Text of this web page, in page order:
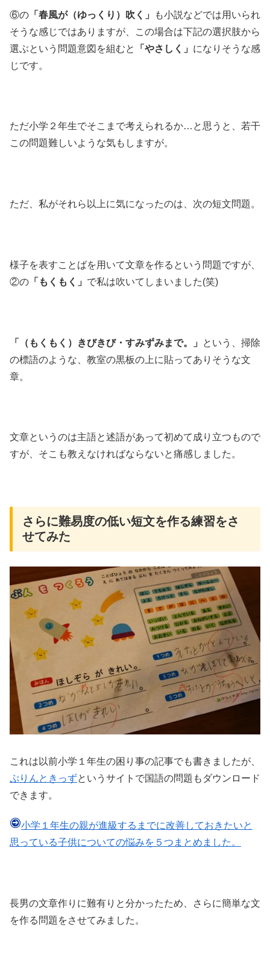
⑥の 「春風が（ゆっくり）吹く」
も小説などでは用いられ
そうな感じではありますが、この場合は下記の選択肢から
選ぶという問題意図を組むと
「やさしく」 になりそうな感
じです。
ただ小学２年生でそこまで考えられるか…と思うと、若干
この問題難しいような気もしますが。
ただ、私がそれら以上に気になったのは、次の短文問題。
様子を表すことばを用いて文章を作るという問題ですが、
②の 「もくもく」 で私は吹いてしまいました(笑)
「（もくもく）きびきび・すみずみまで。」
という、掃除
の標語のような、教室の黒板の上に貼ってありそうな文
章。
文章というのは主語と述語があって初めて成り立つもので
すが、そこも教えなければならないと痛感しました。
さらに難易度の低い短文を作る練習をさ
せてみた
これは以前小学１年生の困り事の記事でも書きましたが、
ぷりんときっずというサイトで国語の問題もダウンロード
できます。
小学１年生の親が進級するまでに改善しておきたいと
思っている子供についての悩みを５つまとめました。
長男の文章作りに難有りと分かったため、さらに簡単な文
を作る問題をさせてみました。